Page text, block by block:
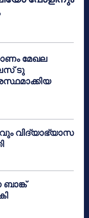
മേഖല
ടു
വിദ്യാഭ്യാസ